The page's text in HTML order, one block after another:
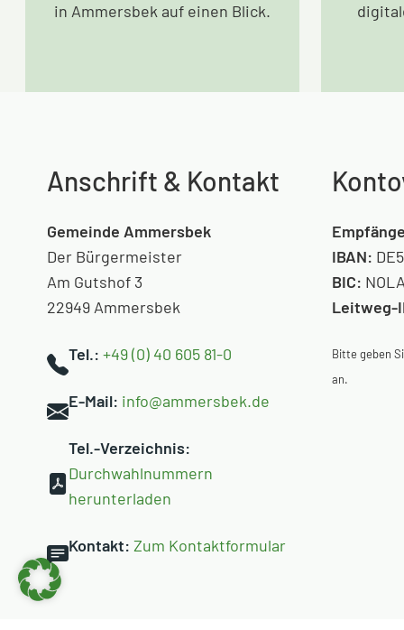
in Ammersbek auf einen Blick.
Anschrift & Kontakt
Gemeinde Ammersbek
Der Bürgermeister
Am Gutshof 3
22949 Ammersbek
Tel.: +49 (0) 40 605 81-0
E-Mail: info@ammersbek.de
Tel.-Verzeichnis:
Durchwahlnummern
herunterladen
Kontakt: Zum Kontaktformular
IBAN:
BIC:
Leitweg-
Bitte geben
an.